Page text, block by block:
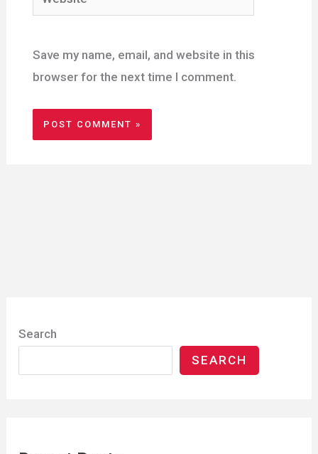
Save my name, email, and website in this
browser for the next time I comment.
Search
SEARCH